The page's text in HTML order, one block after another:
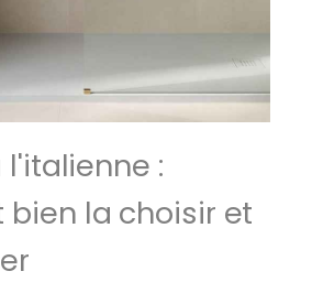
l'italienne :
la choisir et